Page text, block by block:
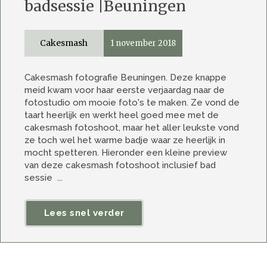
badsessie |Beuningen
1 november 2018
Cakesmash
Cakesmash fotografie Beuningen. Deze knappe
meid kwam voor haar eerste verjaardag naar de
fotostudio om mooie foto's te maken. Ze vond de
taart heerlijk en werkt heel goed mee met de
cakesmash fotoshoot, maar het aller leukste vond
ze toch wel het warme badje waar ze heerlijk in
mocht spetteren. Hieronder een kleine preview
van deze cakesmash fotoshoot inclusief bad
sessie ...
Lees snel verder